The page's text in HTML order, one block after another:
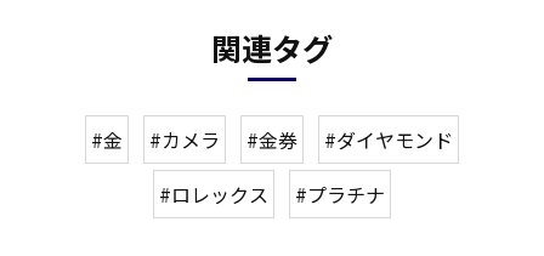
関連タグ
#金 #カメラ #金券
#ダイヤモンド
#ロレックス
#プラチナ